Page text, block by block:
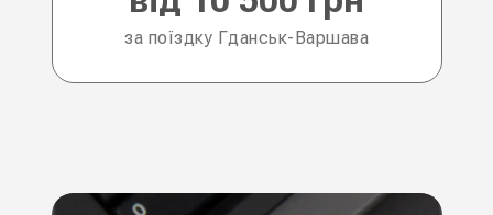
за поїздку Гданськ-Варшава